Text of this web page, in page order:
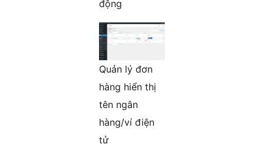
động
Quản lý đơn
hàng hiển thị
tên ngân
hàng/ví điện
tử